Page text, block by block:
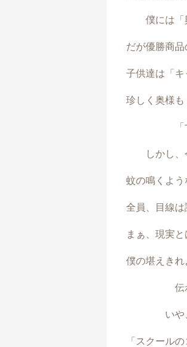
僕には「
だが優勝商
子供達は「
珍しく奥様
「すご
しかし、
蚊の鳴くよ
全員、目線
まぁ、現実
僕の堪えきれ
伝わる
いや、伝
「スクール